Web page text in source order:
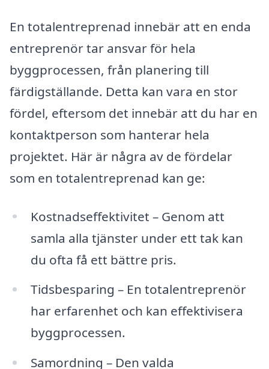
En totalentreprenad innebär att en enda
entreprenör tar ansvar för hela
byggprocessen, från planering till
färdigställande. Detta kan vara en stor
fördel, eftersom det innebär att du har en
kontaktperson som hanterar hela
projektet. Här är några av de fördelar
som en totalentreprenad kan ge:
Kostnadseffektivitet – Genom att
samla alla tjänster under ett tak kan
du ofta få ett bättre pris.
Tidsbesparing – En totalentreprenör
har erfarenhet och kan effektivisera
byggprocessen.
Samordning – Den valda